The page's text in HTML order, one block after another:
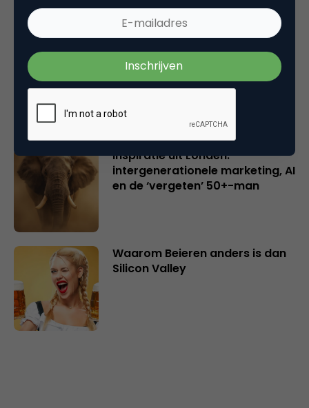
Creatieve sector als aanjager
van innovatie en ontsluiter en
verbinder van industrieën
ooit
Inspiratie uit Londen:
intergenerationele marketing, AI
en de ‘vergeten’ 50+-man
Waarom Beieren anders is dan
Silicon Valley